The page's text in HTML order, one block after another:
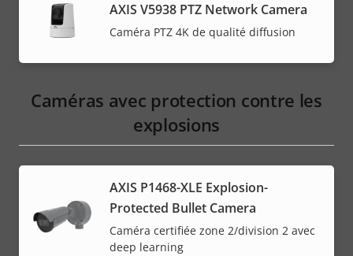
AXIS V5938 PTZ Network Camera
Caméra PTZ 4K de qualité diffusion
Caméras avec protection contre les
explosions
AXIS P1468-XLE Explosion-
Protected Bullet Camera
Caméra certifiée zone 2/division 2 avec
deep learning